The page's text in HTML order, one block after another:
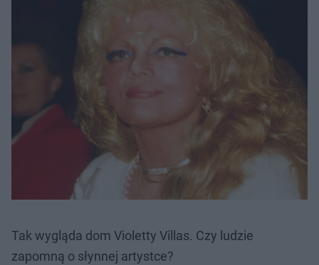
Tak wygląda dom Violetty Villas. Czy ludzie
zapomną o słynnej artystce?